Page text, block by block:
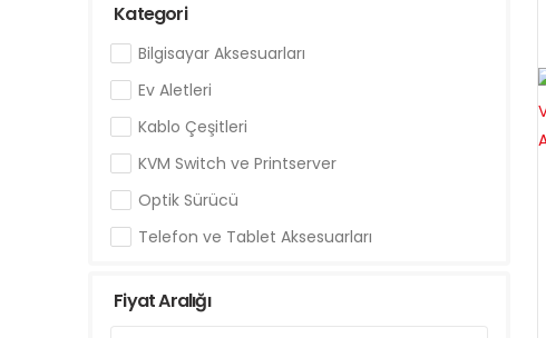
Kategori
Bilgisayar Aksesuarları
Ev Aletleri
Kablo Çeşitleri
KVM Switch ve Printserver
Optik Sürücü
Telefon ve Tablet Aksesuarları
Fiyat Aralığı